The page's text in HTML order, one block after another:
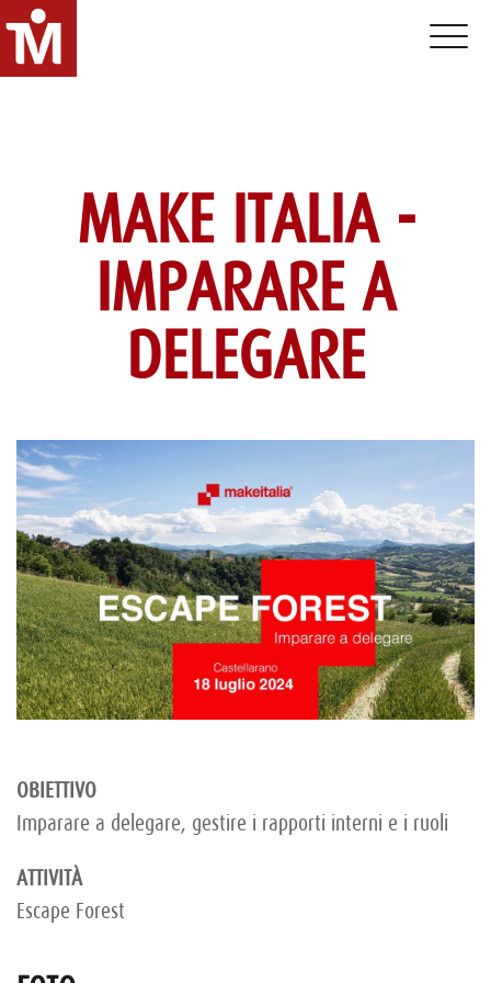
Toggle
MAKE ITALIA -
IMPARARE A
DELEGARE
OBIETTIVO
Imparare a delegare, gestire i rapporti interni e i ruoli
ATTIVITÀ
Escape Forest